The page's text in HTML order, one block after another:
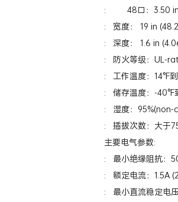
: 48口：3.50 in
: 宽度： 19 in
: 深度： 1.6 in
: 防火等级：UL-
: 工作温度：14°F
: 储存温度：-
: 湿度：95%(non-
: 插拔次数：大于
主要电气参数:
: 最小绝缘阻抗：
: 额定电流：1.5A
: 最小直流稳定电